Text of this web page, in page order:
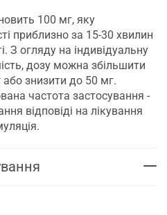
100 мг, яку
приблизно за 15-30 хвилин
З огляду на індивідуальну
дозу можна збільшити
знизити до 50 мг.
частота застосування -
відповіді на лікування